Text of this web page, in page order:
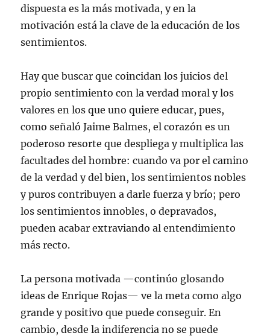
dispuesta es la más motivada, y en la
motivación está la clave de la educación de los
sentimientos.
Hay que buscar que coincidan los juicios del
propio sentimiento con la verdad moral y los
valores en los que uno quiere educar, pues,
como señaló Jaime Balmes, el corazón es un
poderoso resorte que despliega y multiplica las
facultades del hombre: cuando va por el camino
de la verdad y del bien, los sentimientos nobles
y puros contribuyen a darle fuerza y brío; pero
los sentimientos innobles, o depravados,
pueden acabar extraviando al entendimiento
más recto.
La persona motivada —continúo glosando
ideas de Enrique Rojas— ve la meta como algo
grande y positivo que puede conseguir. En
cambio, desde la indiferencia no se puede